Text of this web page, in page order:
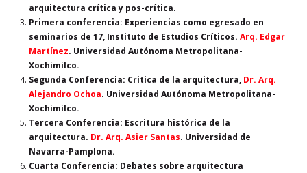
arquitectura crítica y pos-crítica.
Primera conferencia: Experiencias como egresado en
seminarios de 17, Instituto de Estudios Críticos.Arq. Edgar
Martínez. Universidad Autónoma Metropolitana-
Xochimilco.
Segunda Conferencia: Critica de la arquitectura, Dr. Arq.
Alejandro Ochoa. Universidad Autónoma Metropolitana-
Xochimilco.
Tercera Conferencia: Escritura histórica de la
arquitectura. Dr. Arq. Asier Santas. Universidad de
Navarra-Pamplona.
Cuarta Conferencia: Debates sobre arquitectura